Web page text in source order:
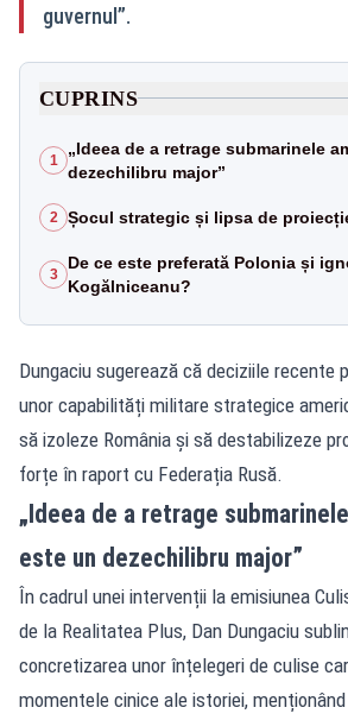
guvernul”.
CUPRINS
1
„Ideea de a retrage submarinele
dezechilibru major”
2 Șocul strategic și lipsa de
3
De ce este preferată Polonia și
Kogălniceanu?
Dungaciu sugerează că deciziile recente
unor capabilități militare strategice
să izoleze România și să destabilizeze
forțe în raport cu Federația Rusă.
„Ideea de a retrage
este un dezechilibru major”
În cadrul unei intervenții la emisiunea
de la Realitatea Plus, Dan Dungaciu
concretizarea unor înțelegeri de culise
momentele cinice ale istoriei,